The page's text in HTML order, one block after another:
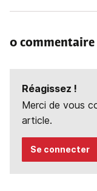
0 commentaire
Réagissez !
Merci de vous
article.
Se connecter